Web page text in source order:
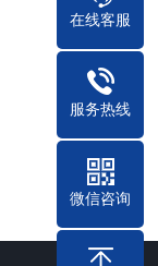
在线客服
服务热线
微信咨询